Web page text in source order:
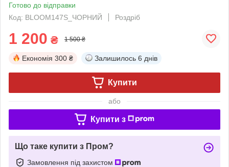
Готово до відправки
Код: BLOOM147S_ЧОРНИЙ
Роздріб
1 200 ₴ 1 500 ₴
Економія 300 ₴ Залишилось 6 днів
Купити
або
Купити з
Що таке купити з Пром?
Замовлення під захистом